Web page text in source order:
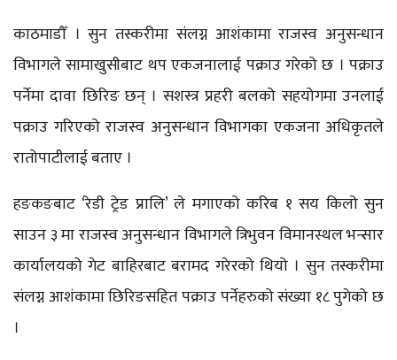
काठमाडौँ । सुन तस्करीमा संलग्न आशंकामा राजस्व अनुसन्धान
विभागले सामाखुसीबाट थप एकजनालाई पक्राउ गरेको छ । पक्राउ
पर्नेमा दावा छिरिङ छन् । सशस्त्र प्रहरी बलको सहयोगमा उनलाई
पक्राउ गरिएको राजस्व अनुसन्धान विभागका एकजना अधिकृतले
रातोपाटीलाई बताए ।
हङकङबाट ‘रेडी ट्रेड प्रालि’ ले मगाएको करिब १ सय किलो सुन
साउन ३ मा राजस्व अनुसन्धान विभागले त्रिभुवन विमानस्थल भन्सार
कार्यालयको गेट बाहिरबाट बरामद गरेरको थियो । सुन तस्करीमा
संलग्न आशंकामा छिरिङसहित पक्राउ पर्नेहरुको संख्या १८ पुगेको छ
।